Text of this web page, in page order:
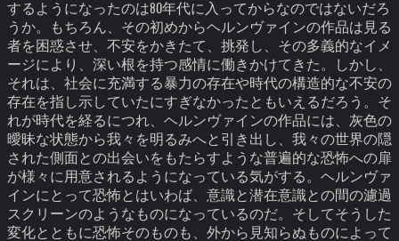
するようになったのは80年代に入ってからなのではないだろ
うか。
もちろん、その初めからヘルンヴァインの作品は見る
者を困惑させ、不安をかきたて、挑発し、その多義的なイメ
ージにより、深い根を持つ感情に働きかけてきた。しかし、
それは、社会に充満する暴力の存在や時代の構造的な不安の
存在を指し示していたにすぎなかったともいえるだろう。そ
れが時代を経るにつれ、ヘルンヴァインの作品には、灰色の
曖昧な状態から我々を明るみへと引き出し、我々の世界の隠
された側面との出会いをもたらすような普遍的な恐怖への扉
が様々に用意されるようになっている気がする。 ヘルンヴァ
インにとって恐怖とはいわば、意識と潜在意識との間の濾過
スクリーンのようなものになっているのだ。 そしてそうした
変化とともに恐怖そのものも、外から見知らぬものによって